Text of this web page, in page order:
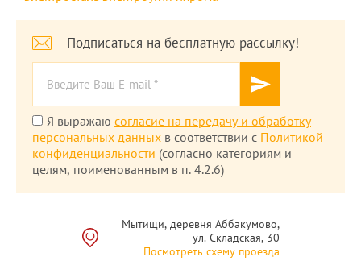
Подписаться на бесплатную рассылку!
Я выражаю согласие на передачу и обработку
персональных данных в соответствии с Политикой
конфиденциальности (согласно категориям и
целям, поименованным в п. 4.2.6)
Мытищи, деревня Аббакумово,
ул. Складская, 30
Посмотреть схему проезда